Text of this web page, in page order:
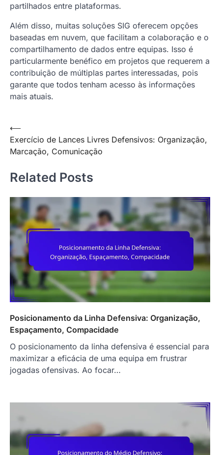
partilhados entre plataformas.
Além disso, muitas soluções SIG oferecem opções
baseadas em nuvem, que facilitam a colaboração e o
compartilhamento de dados entre equipas. Isso é
particularmente benéfico em projetos que requerem a
contribuição de múltiplas partes interessadas, pois
garante que todos tenham acesso às informações
mais atuais.
Post
navigation
⟵
Exercício de Lances Livres Defensivos: Organização,
Marcação, Comunicação
Related Posts
Posicionamento da Linha Defensiva: Organização,
Espaçamento, Compacidade
O posicionamento da linha defensiva é essencial para
maximizar a eficácia de uma equipa em frustrar
jogadas ofensivas. Ao focar…